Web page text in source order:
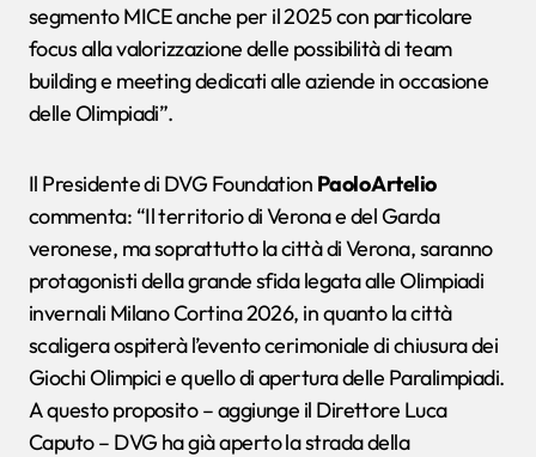
segmento MICE anche per il 2025 con particolare
focus alla valorizzazione delle possibilità di team
building e meeting dedicati alle aziende in occasione
delle Olimpiadi”.
Il Presidente di DVG Foundation Paolo Artelio
commenta: “Il territorio di Verona e del Garda
veronese, ma soprattutto la città di Verona, saranno
protagonisti della grande sfida legata alle Olimpiadi
invernali Milano Cortina 2026, in quanto la città
scaligera ospiterà l’evento cerimoniale di chiusura dei
Giochi Olimpici e quello di apertura delle Paralimpiadi.
A questo proposito – aggiunge il Direttore Luca
Caputo – DVG ha già aperto la strada della